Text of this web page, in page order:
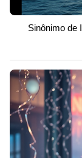
Sinônimo de